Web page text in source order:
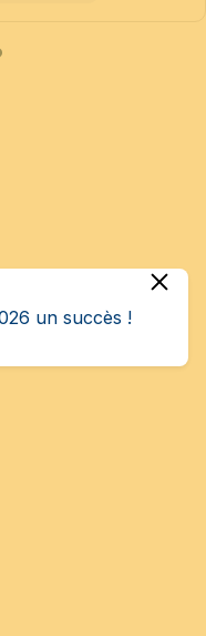
un succès !